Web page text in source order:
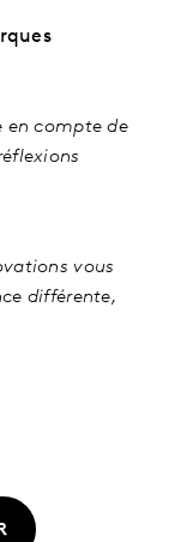
en compte de
vous
différente,